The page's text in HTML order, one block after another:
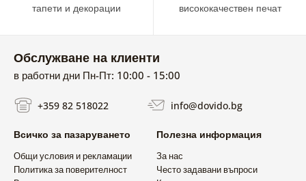
тапети и декорации висококачествен печат
Обслужване на клиенти
в работни дни Пн-Пт: 10:00 - 15:00
+359 82 518022 info@dovido.bg
Всичко за пазаруването
Общи условия и рекламации
Политика за поверителност
Полезна информация
За нас
Често задавани въпроси